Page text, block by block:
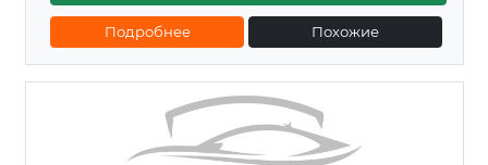
Подробнее Похожие